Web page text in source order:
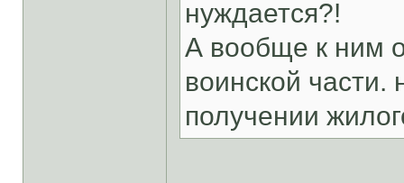
нуждается?!
А вообще к ним
воинской
получении